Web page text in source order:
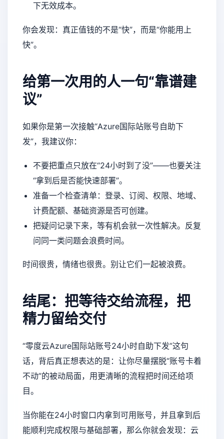
下无效成本。
你会发现：真正值钱的不是“快”，而是“你能用上
快”。
给第一次用的人一句“靠谱建
议”
如果你是第一次接触“Azure国际站账号自助下
发”，我建议你：
不要把重点只放在“24小时到了没”——也要关注
“拿到后是否能快速部署”。
准备一个检查清单：登录、订阅、权限、地域、
计费配额、基础资源是否可创建。
把疑问记录下来，等有机会就一次性解决。反复
问同一类问题会浪费时间。
时间很贵，情绪也很贵。别让它们一起被浪费。
结尾：把等待交给流程，把
精力留给交付
“零度云Azure国际站账号24小时自助下发”这句
话，背后真正想表达的是：让你尽量摆脱“账号卡着
不动”的被动局面，用更清晰的流程把时间还给项
目。
当你能在24小时窗口内拿到可用账号，并且拿到后
能顺利完成权限与基础部署，那么你就会发现：云